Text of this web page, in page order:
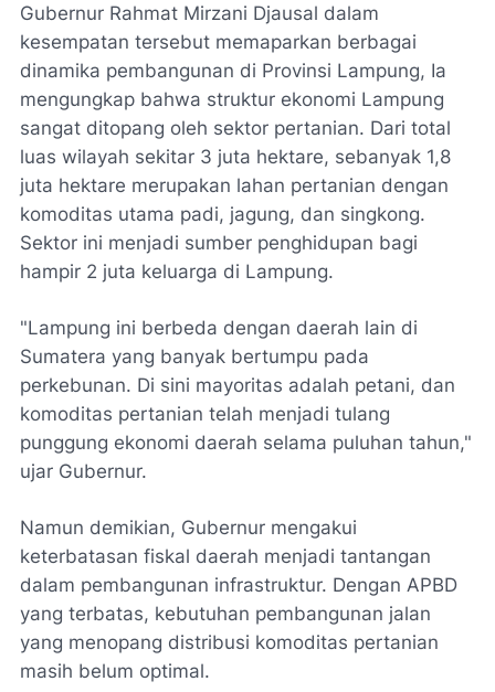
Gubernur Rahmat Mirzani Djausal dalam
kesempatan tersebut memaparkan berbagai
dinamika pembangunan di Provinsi Lampung, Ia
mengungkap bahwa struktur ekonomi Lampung
sangat ditopang oleh sektor pertanian. Dari total
luas wilayah sekitar 3 juta hektare, sebanyak 1,8
juta hektare merupakan lahan pertanian dengan
komoditas utama padi, jagung, dan singkong.
Sektor ini menjadi sumber penghidupan bagi
hampir 2 juta keluarga di Lampung.
"Lampung ini berbeda dengan daerah lain di
Sumatera yang banyak bertumpu pada
perkebunan. Di sini mayoritas adalah petani, dan
komoditas pertanian telah menjadi tulang
punggung ekonomi daerah selama puluhan tahun,"
ujar Gubernur.
Namun demikian, Gubernur mengakui
keterbatasan fiskal daerah menjadi tantangan
dalam pembangunan infrastruktur. Dengan APBD
yang terbatas, kebutuhan pembangunan jalan
yang menopang distribusi komoditas pertanian
masih belum optimal.